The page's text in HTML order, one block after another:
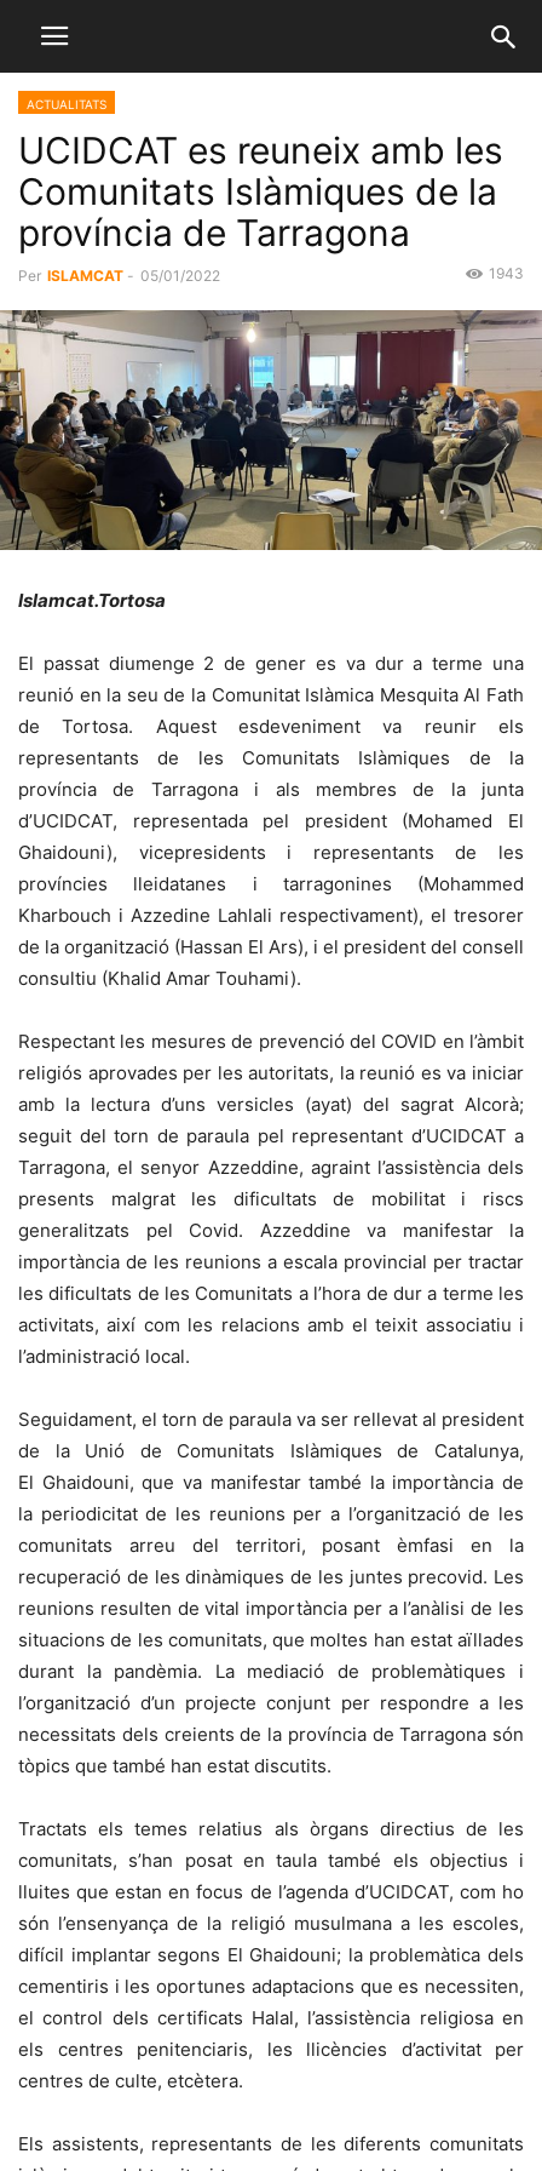
ACTUALITATS
UCIDCAT es reuneix amb les
Comunitats Islàmiques de la
província de Tarragona
Per ISLAMCAT - 05/01/2022 1943
Islamcat.Tortosa
El passat diumenge 2 de gener es va dur a terme una
reunió en la seu de la Comunitat Islàmica Mesquita Al Fath
de Tortosa. Aquest esdeveniment va reunir els
representants de les Comunitats Islàmiques de la
província de Tarragona i als membres de la junta
d’UCIDCAT, representada pel president (Mohamed El
Ghaidouni), vicepresidents i representants de les
províncies lleidatanes i tarragonines (Mohammed
Kharbouch i Azzedine Lahlali respectivament), el tresorer
de la organització (Hassan El Ars), i el president del consell
consultiu (Khalid Amar Touhami).
Respectant les mesures de prevenció del COVID en l’àmbit
religiós aprovades per les autoritats, la reunió es va iniciar
amb la lectura d’uns versicles (ayat) del sagrat Alcorà;
seguit del torn de paraula pel representant d’UCIDCAT a
Tarragona, el senyor Azzeddine, agraint l’assistència dels
presents malgrat les dificultats de mobilitat i riscs
generalitzats pel Covid. Azzeddine va manifestar la
importància de les reunions a escala provincial per tractar
les dificultats de les Comunitats a l’hora de dur a terme les
activitats, així com les relacions amb el teixit associatiu i
l’administració local.
Seguidament, el torn de paraula va ser rellevat al president
de la Unió de Comunitats Islàmiques de Catalunya,
El Ghaidouni, que va manifestar també la importància de
la periodicitat de les reunions per a l’organització de les
comunitats arreu del territori, posant èmfasi en la
recuperació de les dinàmiques de les juntes precovid. Les
reunions resulten de vital importància per a l’anàlisi de les
situacions de les comunitats, que moltes han estat aïllades
durant la pandèmia. La mediació de problemàtiques i
l’organització d’un projecte conjunt per respondre a les
necessitats dels creients de la província de Tarragona són
tòpics que també han estat discutits.
Tractats els temes relatius als òrgans directius de les
comunitats, s’han posat en taula també els objectius i
lluites que estan en focus de l’agenda d’UCIDCAT, com ho
són l’ensenyança de la religió musulmana a les escoles,
difícil implantar segons El Ghaidouni; la problemàtica dels
cementiris i les oportunes adaptacions que es necessiten,
el control dels certificats Halal, l’assistència religiosa en
els centres penitenciaris, les llicències d’activitat per
centres de culte, etcètera.
Els assistents, representants de les diferents comunitats